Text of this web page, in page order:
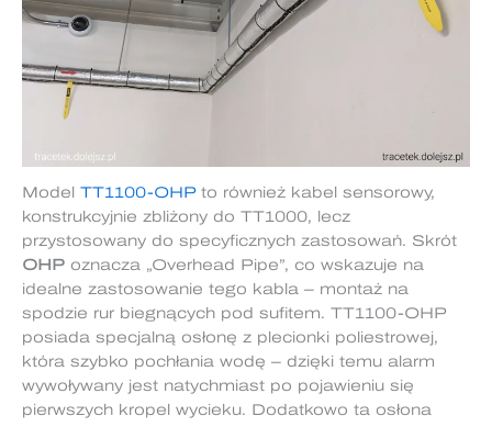
Model TT1100-OHPto również kabel sensorowy,
konstrukcyjnie zbliżony do TT1000, lecz
przystosowany do specyficznych zastosowań. Skrót
OHP oznacza „Overhead Pipe”, co wskazuje na
idealne zastosowanie tego kabla – montaż na
spodzie rur biegnących pod sufitem. TT1100-OHP
posiada specjalną osłonę z plecionki poliestrowej,
która szybko pochłania wodę – dzięki temu alarm
wywoływany jest natychmiast po pojawieniu się
pierwszych kropel wycieku. Dodatkowo ta osłona